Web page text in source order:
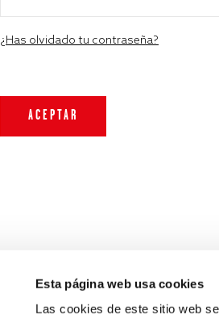
Esta página web usa cookies
Las cookies de este sitio web
¿Has olvidado tu contraseña?